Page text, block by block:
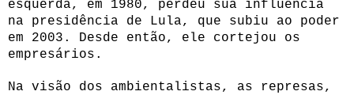
esquerda, em 1980, perdeu sua influência
na presidência de Lula, que subiu ao poder
em 2003. Desde então, ele cortejou os
empresários.
Na visão dos ambientalistas, as represas,